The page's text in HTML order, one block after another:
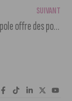
SUIVANT
Dijon métropole offre des pommeaux éco à tous